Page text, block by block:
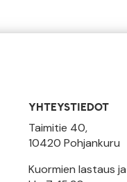
YHTEYSTIEDOT
Taimitie 40,
10420 Pohjankuru
Kuormien lastaus